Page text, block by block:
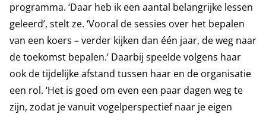
programma. ‘Daar heb ik een aantal belangrijke lessen
geleerd’, stelt ze. ‘Vooral de sessies over het bepalen
van een koers – verder kijken dan één jaar, de weg naar
de toekomst bepalen.’ Daarbij speelde volgens haar
ook de tijdelijke afstand tussen haar en de organisatie
een rol. ‘Het is goed om even een paar dagen weg te
zijn, zodat je vanuit vogelperspectief naar je eigen